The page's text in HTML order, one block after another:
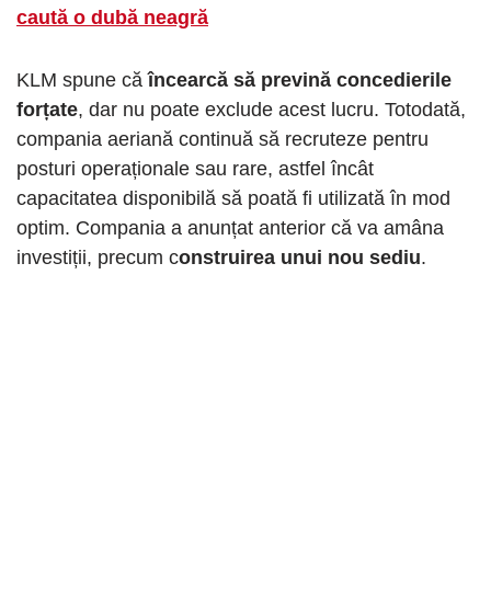
caută o dubă neagră
KLM spune căîncearcă să prevină concedierile
forțate, dar nu poate exclude acest lucru. Totodată,
compania aeriană continuă să recruteze pentru
posturi operaționale sau rare, astfel încât
capacitatea disponibilă să poată fi utilizată în mod
optim. Compania a anunțat anterior că va amâna
investiții, precum construirea unui nou sediu.